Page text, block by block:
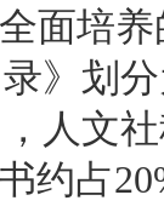
面培
》划
人文
约占